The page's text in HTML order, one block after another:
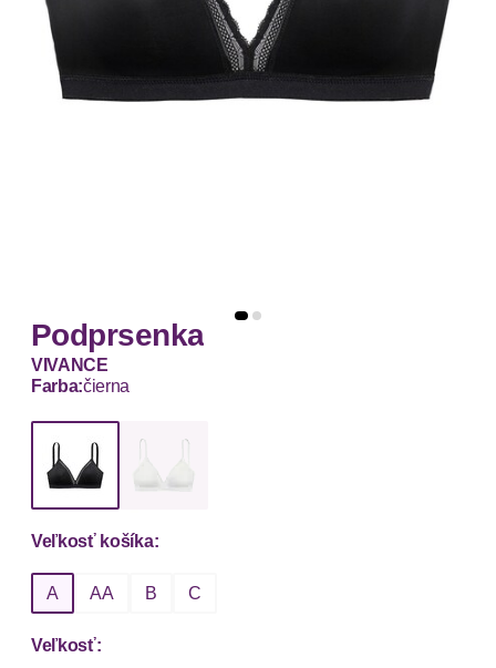
Podprsenka
VIVANCE
Farba:čierna
Veľkosť košíka:
A AA B C
Veľkosť: